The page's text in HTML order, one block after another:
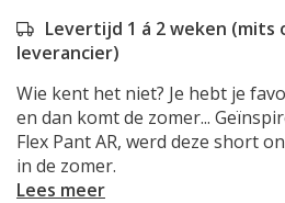
Levertijd 1 á 2 weken (mits
leverancier)
Wie kent het niet? Je hebt je
en dan komt de zomer...
Flex Pant AR, werd deze short
in de zomer.
Lees meer